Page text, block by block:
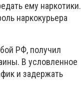
ему наркотики.
наркокурьера
РФ, получил
В условленное
и задержать